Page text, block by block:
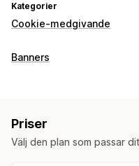
Kategorier
Cookie-medgivande
Visningsalternativ
Översättning
Banners
Uppfyller GDPR
Priser
Välj den plan som passar